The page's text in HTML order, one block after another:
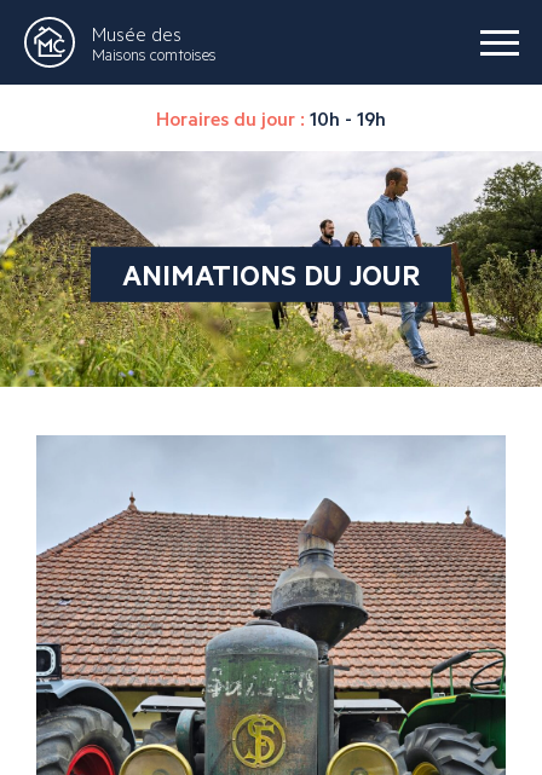
Musée des
Maisons comtoises
Horaires du jour : 10h - 19h
ANIMATIONS DU JOUR